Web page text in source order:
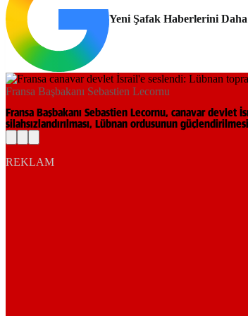
Yeni Şafak Haberlerini
Fransa Başbakanı Sebastien Lecornu
Fransa Başbakanı Sebastien Lecornu, canavar devlet
silahsızlandırılması, Lübnan ordusunun
REKLAM